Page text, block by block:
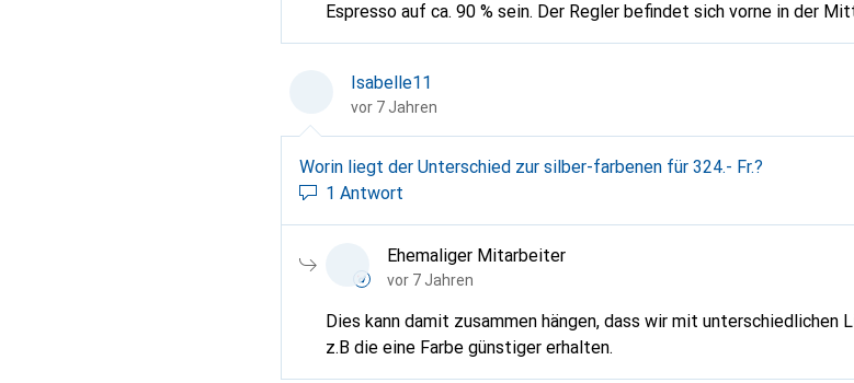
Espresso auf ca. 90 % sein. Der Regler befindet sich vorne in der
Isabelle11
vor 7 Jahren
Worin liegt der Unterschied zur silber-farbenen für 324.- Fr.?
1 Antwort
Ehemaliger Mitarbeiter
vor 7 Jahren
Dies kann damit zusammen hängen, dass wir mit unterschiedlichen
z.B die eine Farbe günstiger erhalten.